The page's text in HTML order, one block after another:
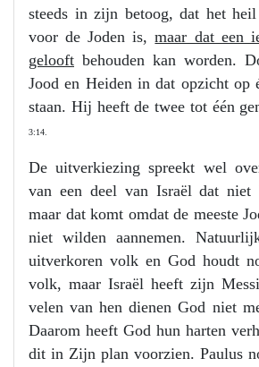
steeds in zijn betoog, dat het
voor de Joden is,maar dat een
gelooft behouden kan worden.
Jood en Heiden in dat opzicht op
staan. Hij heeft de twee tot één
3:14.
De uitverkiezing spreekt wel
van een deel van Israël dat niet
maar dat komt omdat de meeste
niet wilden aannemen.
uitverkoren volk en God houdt
volk, maar Israël heeft zijn
velen van hen dienen God niet
Daarom heeft God hun harten
dit in Zijn plan voorzien. Paulus